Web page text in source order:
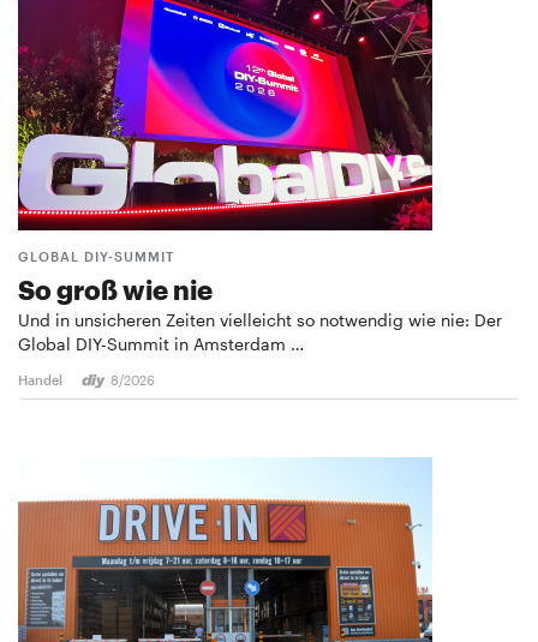
GLOBAL DIY-SUMMIT
So groß wie nie
Und in unsicheren Zeiten vielleicht so notwendig wie nie: Der
Global DIY-Summit in Amsterdam …
Handel 8/2026